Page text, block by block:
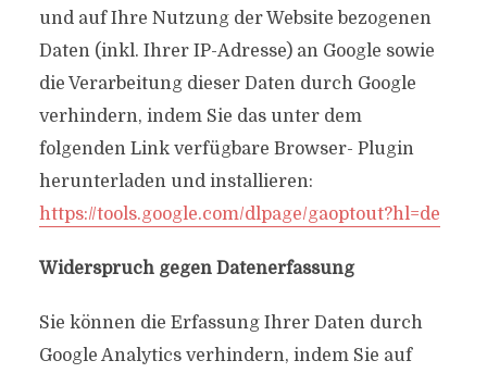
und auf Ihre Nutzung der Website bezogenen
Daten (inkl. Ihrer IP-Adresse) an Google sowie
die Verarbeitung dieser Daten durch Google
verhindern, indem Sie das unter dem
folgenden Link verfügbare Browser- Plugin
herunterladen und installieren:
https://tools.google.com/dlpage/gaoptout?hl=de
Widerspruch gegen Datenerfassung
Sie können die Erfassung Ihrer Daten durch
Google Analytics verhindern, indem Sie auf